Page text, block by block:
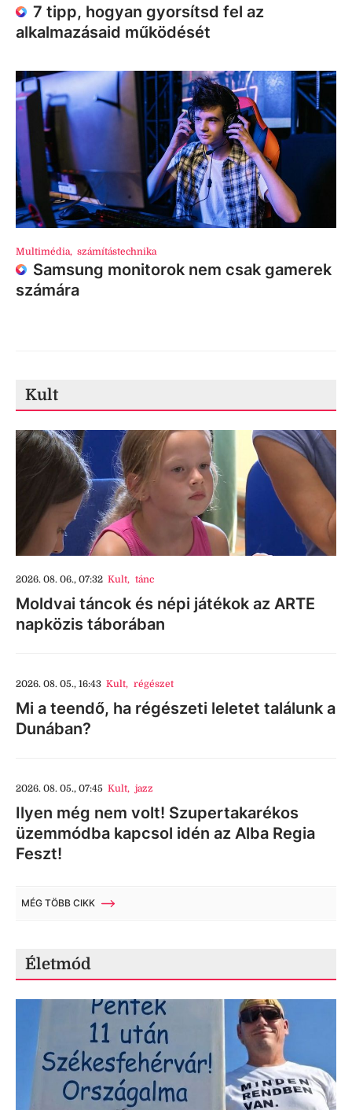
7 tipp, hogyan gyorsítsd fel az
alkalmazásaid működését
Multimédia, számítástechnika
Samsung monitorok nem csak gamerek
számára
Kult
2026. 08. 06., 07:32 Kult, tánc
Moldvai táncok és népi játékok az ARTE
napközis táborában
2026. 08. 05., 16:43 Kult, régészet
Mi a teendő, ha régészeti leletet találunk a
Dunában?
2026. 08. 05., 07:45 Kult, jazz
Ilyen még nem volt! Szupertakarékos
üzemmódba kapcsol idén az Alba Regia
Feszt!
MÉG TÖBB CIKK
Életmód